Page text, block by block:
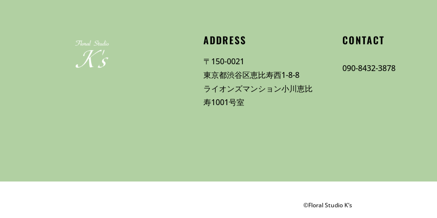
ADDRESS
〒150-0021
東京都渋谷区恵比寿西1-8-8
ライオンズマンション小川恵比
寿1001号室
CONTACT
090-8432-3878
©Floral Studio K’s